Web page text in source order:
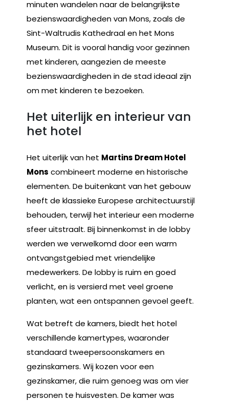
minuten wandelen naar de belangrijkste
bezienswaardigheden van Mons, zoals de
Sint-Waltrudis Kathedraal en het Mons
Museum. Dit is vooral handig voor gezinnen
met kinderen, aangezien de meeste
bezienswaardigheden in de stad ideaal zijn
om met kinderen te bezoeken.
Het uiterlijk en interieur van
het hotel
Het uiterlijk van het Martins Dream Hotel
Mons combineert moderne en historische
elementen. De buitenkant van het gebouw
heeft de klassieke Europese architectuurstijl
behouden, terwijl het interieur een moderne
sfeer uitstraalt. Bij binnenkomst in de lobby
werden we verwelkomd door een warm
ontvangstgebied met vriendelijke
medewerkers. De lobby is ruim en goed
verlicht, en is versierd met veel groene
planten, wat een ontspannen gevoel geeft.
Wat betreft de kamers, biedt het hotel
verschillende kamertypes, waaronder
standaard tweepersoonskamers en
gezinskamers. Wij kozen voor een
gezinskamer, die ruim genoeg was om vier
personen te huisvesten. De kamer was